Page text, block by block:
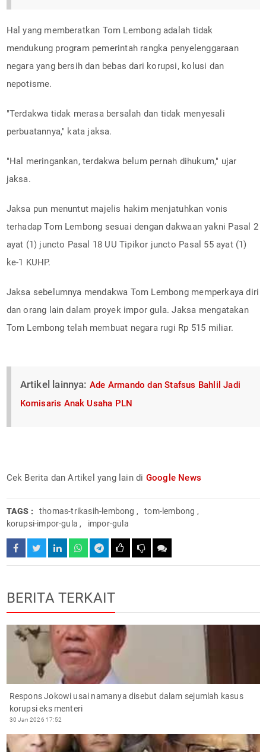
Hal yang memberatkan Tom Lembong adalah tidak
mendukung program pemerintah rangka penyelenggaraan
negara yang bersih dan bebas dari korupsi, kolusi dan
nepotisme.
"Terdakwa tidak merasa bersalah dan tidak menyesali
perbuatannya," kata jaksa.
"Hal meringankan, terdakwa belum pernah dihukum," ujar
jaksa.
Jaksa pun menuntut majelis hakim menjatuhkan vonis
terhadap Tom Lembong sesuai dengan dakwaan yakni Pasal 2
ayat (1) juncto Pasal 18 UU Tipikor juncto Pasal 55 ayat (1)
ke-1 KUHP.
Jaksa sebelumnya mendakwa Tom Lembong memperkaya diri
dan orang lain dalam proyek impor gula. Jaksa mengatakan
Tom Lembong telah membuat negara rugi Rp 515 miliar.
Artikel lainnya: Ade Armando dan Stafsus Bahlil Jadi
Komisaris Anak Usaha PLN
Cek Berita dan Artikel yang lain di Google News
TAGS : thomas-trikasih-lembong , tom-lembong ,
korupsi-impor-gula , impor-gula
BERITA TERKAIT
Respons Jokowi usai namanya disebut dalam sejumlah kasus
korupsi eks menteri
30 Jan 2026 17:52